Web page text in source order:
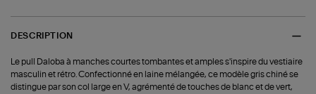
DESCRIPTION
Le pull Daloba à manches courtes tombantes et amples s'inspire du vestiaire
masculin et rétro. Confectionné en laine mélangée, ce modèle gris chiné se
distingue par son col large en V, agrémenté de touches de blanc et de vert,